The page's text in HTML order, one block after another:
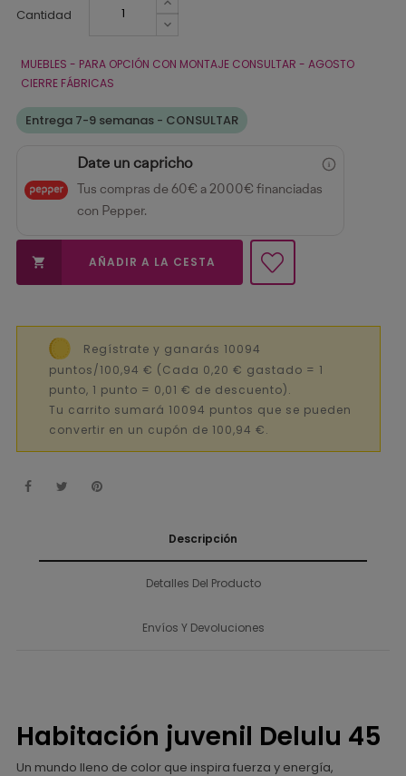
Cantidad
MUEBLES - PARA OPCIÓN CON MONTAJE CONSULTAR - AGOSTO
CIERRE FÁBRICAS
Entrega 7-9 semanas - CONSULTAR
Date un capricho
Tus compras de 60€ a 2000€ financiadas
con Pepper.
 AÑADIR A LA CESTA
Regístrate y ganarás 10094
puntos/100,94 € (Cada 0,20 € gastado = 1
punto, 1 punto = 0,01 € de descuento).
Tu carrito sumará 10094 puntos que se pueden
convertir en un cupón de 100,94 €.
Descripción
Detalles Del Producto
Envíos Y Devoluciones
Habitación juvenil Delulu 45
Un mundo lleno de color que inspira fuerza y energía,